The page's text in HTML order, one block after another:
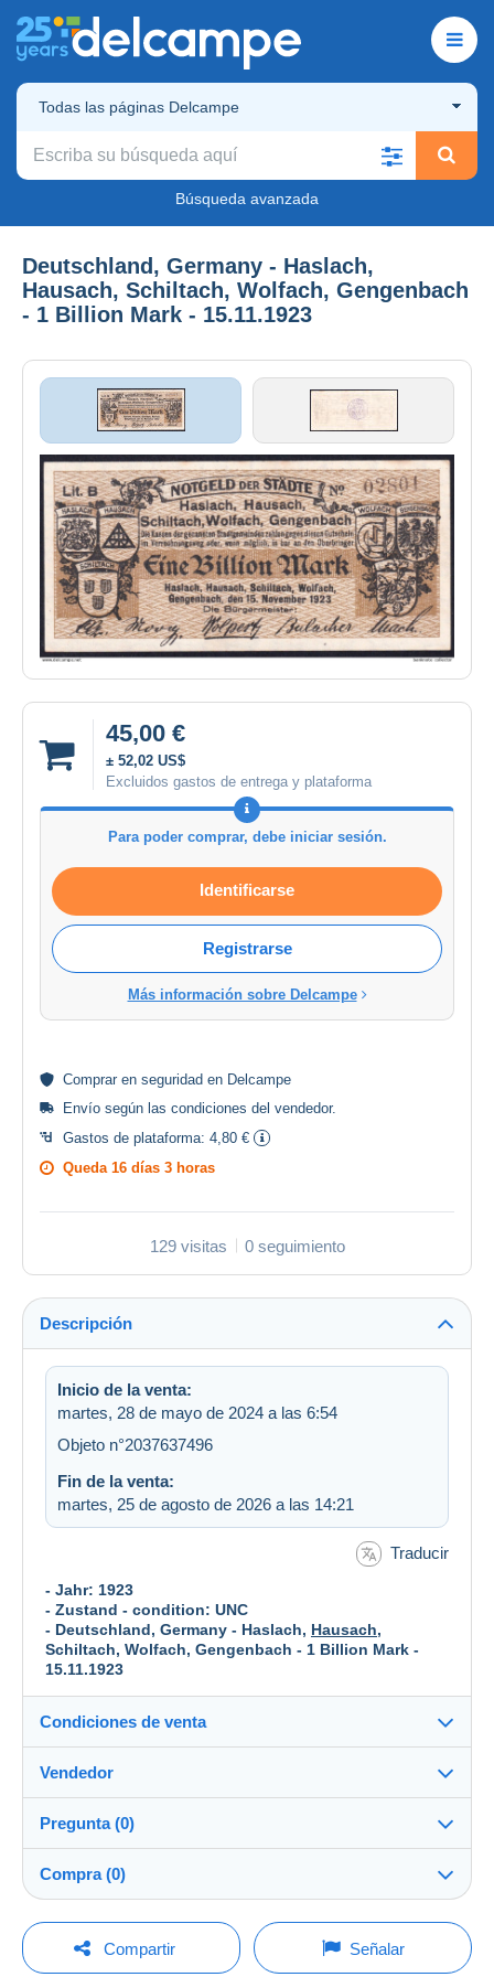
Todas las páginas Delcampe
Búsqueda avanzada
Deutschland, Germany - Haslach,
Hausach, Schiltach, Wolfach, Gengenbach
- 1 Billion Mark - 15.11.1923
45,00 €
± 52,02 US$
Excluidos gastos de entrega y plataforma
Para poder comprar, debe iniciar sesión.
Identificarse
Registrarse
Más información sobre Delcampe
Comprar en seguridad en Delcampe
Envío según las condiciones del vendedor.
Gastos de plataforma: 4,80 €
Queda 16 días 3 horas
129 visitas 0 seguimiento
Descripción
Inicio de la venta:
martes, 28 de mayo de 2024 a las 6:54
Objeto n°2037637496
Fin de la venta:
martes, 25 de agosto de 2026 a las 14:21
Traducir
- Jahr: 1923
- Zustand - condition: UNC
- Deutschland, Germany - Haslach, Hausach,
Schiltach, Wolfach, Gengenbach - 1 Billion Mark -
15.11.1923
Condiciones de venta
Destino:
Ver la lista de países
Envío:
Envío después del pago
A cargo del comprador
Métodos de pago:
Vendedor
banknote_collector100%(1207x)
Tienda
Pregunta (0)
Para hacer una pregunta, debe iniciar una
Compra (0)
Última actualización: 10:48:25
Compartir Señalar